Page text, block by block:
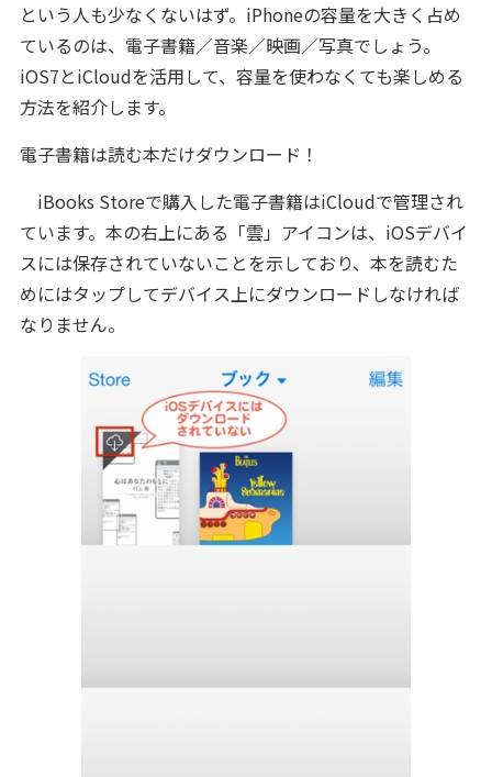
という人も少なくないはず。iPhoneの容量を大きく占め
ているのは、電子書籍／音楽／映画／写真でしょう。
iOS7とiCloudを活用して、容量を使わなくても楽しめる
方法を紹介します。
電子書籍は読む本だけダウンロード！
iBooks Storeで購入した電子書籍はiCloudで管理され
ています。本の右上にある「雲」アイコンは、iOSデバイ
スには保存されていないことを示しており、本を読むた
めにはタップしてデバイス上にダウンロードしなければ
なりません。